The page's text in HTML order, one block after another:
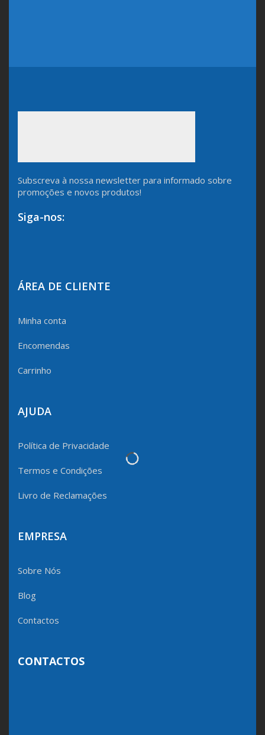
Subscreva à nossa newsletter para informado sobre
promoções e novos produtos!
Siga-nos:
ÁREA DE CLIENTE
Minha conta
Encomendas
Carrinho
AJUDA
Política de Privacidade
Termos e Condições
Livro de Reclamações
EMPRESA
Sobre Nós
Blog
Contactos
CONTACTOS